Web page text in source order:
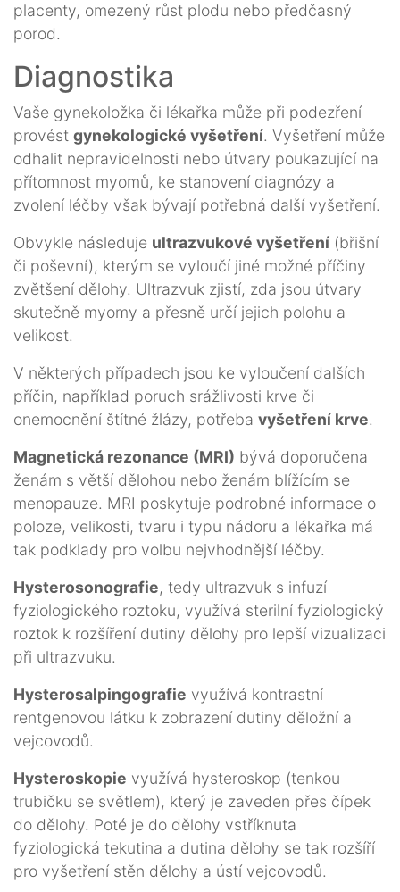
placenty, omezený růst plodu nebo předčasný
porod.
Diagnostika
Vaše gynekoložka či lékařka může při podezření
provést gynekologické vyšetření. Vyšetření může
odhalit nepravidelnosti nebo útvary poukazující na
přítomnost myomů, ke stanovení diagnózy a
zvolení léčby však bývají potřebná další vyšetření.
Obvykle následuje ultrazvukové vyšetření (břišní
či poševní), kterým se vyloučí jiné možné příčiny
zvětšení dělohy. Ultrazvuk zjistí, zda jsou útvary
skutečně myomy a přesně určí jejich polohu a
velikost.
V některých případech jsou ke vyloučení dalších
příčin, například poruch srážlivosti krve či
onemocnění štítné žlázy, potřeba vyšetření krve.
Magnetická rezonance (MRI) bývá doporučena
ženám s větší dělohou nebo ženám blížícím se
menopauze. MRI poskytuje podrobné informace o
poloze, velikosti, tvaru i typu nádoru a lékařka má
tak podklady pro volbu nejvhodnější léčby.
Hysterosonografie, tedy ultrazvuk s infuzí
fyziologického roztoku, využívá sterilní fyziologický
roztok k rozšíření dutiny dělohy pro lepší vizualizaci
při ultrazvuku.
Hysterosalpingografie využívá kontrastní
rentgenovou látku k zobrazení dutiny děložní a
vejcovodů.
Hysteroskopie využívá hysteroskop (tenkou
trubičku se světlem), který je zaveden přes čípek
do dělohy. Poté je do dělohy vstříknuta
fyziologická tekutina a dutina dělohy se tak rozšíří
pro vyšetření stěn dělohy a ústí vejcovodů.